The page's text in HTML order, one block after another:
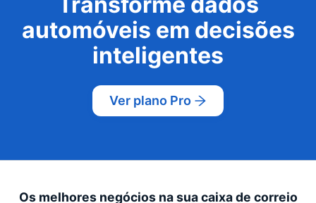
automóveis em decisões
inteligentes
Ver plano Pro
Os melhores negócios na sua caixa de correio